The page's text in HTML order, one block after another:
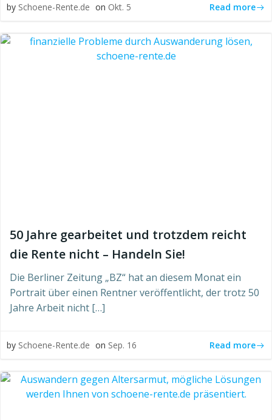
by Schoene-Rente.de on Okt. 5 Read more
50 Jahre gearbeitet und trotzdem reicht
die Rente nicht – Handeln Sie!
Die Berliner Zeitung „BZ“ hat an diesem Monat ein
Portrait über einen Rentner veröffentlicht, der trotz 50
Jahre Arbeit nicht […]
by Schoene-Rente.de on Sep. 16 Read more